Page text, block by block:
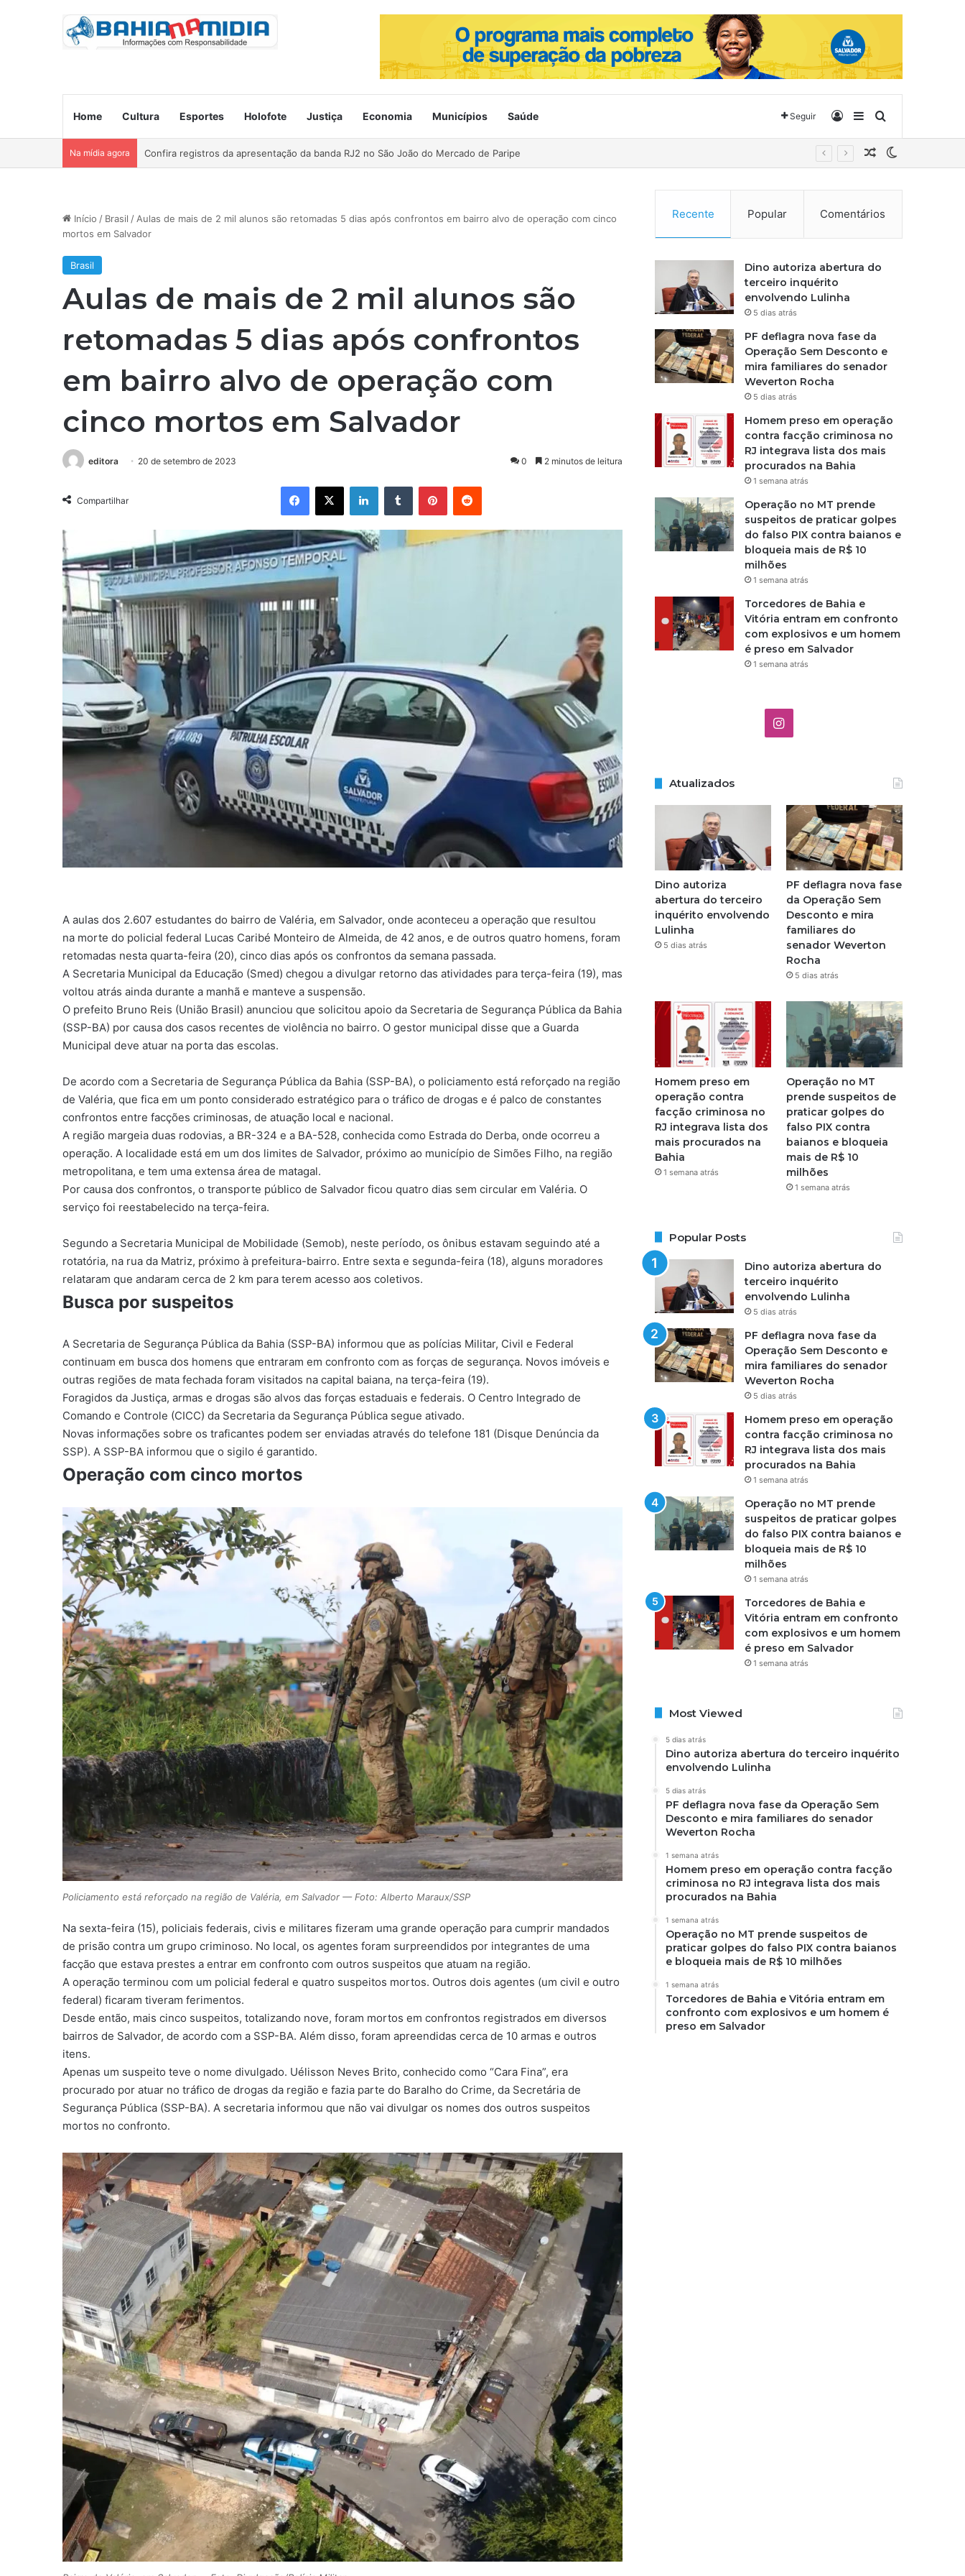
Home Cultura Esportes Holofote Justiça Economia Municípios Saúde Seguir EntrarBarra Lateral
Procurar por
Na mídia agora Ocorre neste domingo o São João da Bahia no Mercado de Paripe Artigo aleatório
Início / Brasil / Aulas de mais de 2 mil alunos são retomadas 5 dias após confrontos em bairro alvo de operação com cinco
mortos em Salvador
Brasil
Aulas de mais de 2 mil alunos são
retomadas 5 dias após confrontos
em bairro alvo de operação com
cinco mortos em Salvador
editora 20 de setembro de 2023 0 2 minutos de leitura
Compartilhar
Facebook X Linkedin Tumblr Pinterest Reddit
A aulas dos 2.607 estudantes do bairro de Valéria, em Salvador, onde aconteceu a operação que resultou
na morte do policial federal Lucas Caribé Monteiro de Almeida, de 42 anos, e de outros quatro homens, foram
retomadas nesta quarta-feira (20), cinco dias após os confrontos da semana passada.
A Secretaria Municipal da Educação (Smed) chegou a divulgar retorno das atividades para terça-feira (19), mas
voltou atrás ainda durante a manhã e manteve a suspensão.
O prefeito Bruno Reis (União Brasil) anunciou que solicitou apoio da Secretaria de Segurança Pública da Bahia
(SSP-BA) por causa dos casos recentes de violência no bairro. O gestor municipal disse que a Guarda
Municipal deve atuar na porta das escolas.
De acordo com a Secretaria de Segurança Pública da Bahia (SSP-BA), o policiamento está reforçado na região
de Valéria, que fica em um ponto considerado estratégico para o tráfico de drogas e é palco de constantes
confrontos entre facções criminosas, de atuação local e nacional.
A região margeia duas rodovias, a BR-324 e a BA-528, conhecida como Estrada do Derba, onde ocorreu a
operação. A localidade está em um dos limites de Salvador, próximo ao município de Simões Filho, na região
metropolitana, e tem uma extensa área de matagal.
Por causa dos confrontos, o transporte público de Salvador ficou quatro dias sem circular em Valéria. O
serviço foi reestabelecido na terça-feira.
Segundo a Secretaria Municipal de Mobilidade (Semob), neste período, os ônibus estavam seguindo até a
rotatória, na rua da Matriz, próximo à prefeitura-bairro. Entre sexta e segunda-feira (18), alguns moradores
relataram que andaram cerca de 2 km para terem acesso aos coletivos.
Busca por suspeitos
A Secretaria de Segurança Pública da Bahia (SSP-BA) informou que as polícias Militar, Civil e Federal
continuam em busca dos homens que entraram em confronto com as forças de segurança. Novos imóveis e
outras regiões de mata fechada foram visitados na capital baiana, na terça-feira (19).
Foragidos da Justiça, armas e drogas são alvos das forças estaduais e federais. O Centro Integrado de
Comando e Controle (CICC) da Secretaria da Segurança Pública segue ativado.
Novas informações sobre os traficantes podem ser enviadas através do telefone 181 (Disque Denúncia da
SSP). A SSP-BA informou que o sigilo é garantido.
Operação com cinco mortos
Policiamento está reforçado na região de Valéria, em Salvador — Foto: Alberto Maraux/SSP
Na sexta-feira (15), policiais federais, civis e militares fizeram uma grande operação para cumprir mandados
de prisão contra um grupo criminoso. No local, os agentes foram surpreendidos por integrantes de uma
facção que estava prestes a entrar em confronto com outros suspeitos que atuam na região.
A operação terminou com um policial federal e quatro suspeitos mortos. Outros dois agentes (um civil e outro
federal) ficaram tiveram ferimentos.
Desde então, mais cinco suspeitos, totalizando nove, foram mortos em confrontos registrados em diversos
bairros de Salvador, de acordo com a SSP-BA. Além disso, foram apreendidas cerca de 10 armas e outros
itens.
Apenas um suspeito teve o nome divulgado. Uélisson Neves Brito, conhecido como “Cara Fina”, era
procurado por atuar no tráfico de drogas da região e fazia parte do Baralho do Crime, da Secretária de
Segurança Pública (SSP-BA). A secretaria informou que não vai divulgar os nomes dos outros suspeitos
mortos no confronto.
Recente Popular Comentários
Dino autoriza abertura do
terceiro inquérito
envolvendo Lulinha
5 dias atrás
PF deflagra nova fase da
Operação Sem Desconto e
mira familiares do senador
Weverton Rocha
5 dias atrás
Homem preso em operação
contra facção criminosa no
RJ integrava lista dos mais
procurados na Bahia
1 semana atrás
Operação no MT prende
suspeitos de praticar golpes
do falso PIX contra baianos e
bloqueia mais de R$ 10
milhões
1 semana atrás
Torcedores de Bahia e
Vitória entram em confronto
com explosivos e um homem
é preso em Salvador
1 semana atrás
I
t
a
g
r
a
m
Atualizados
Dino autoriza
abertura do terceiro
inquérito envolvendo
Lulinha
5 dias atrás
PF deflagra nova fase
da Operação Sem
Desconto e mira
familiares do
senador Weverton
Rocha
5 dias atrás
Homem preso em
operação contra
facção criminosa no
RJ integrava lista dos
mais procurados na
Bahia
1 semana atrás
Operação no MT
prende suspeitos de
praticar golpes do
falso PIX contra
baianos e bloqueia
mais de R$ 10
milhões
1 semana atrás
Popular Posts
Dino autoriza abertura do
terceiro inquérito
envolvendo Lulinha
5 dias atrás
PF deflagra nova fase da
Operação Sem Desconto e
mira familiares do senador
Weverton Rocha
5 dias atrás
Homem preso em operação
contra facção criminosa no
RJ integrava lista dos mais
procurados na Bahia
1 semana atrás
Operação no MT prende
suspeitos de praticar golpes
do falso PIX contra baianos e
bloqueia mais de R$ 10
milhões
1 semana atrás
Torcedores de Bahia e
Vitória entram em confronto
com explosivos e um homem
é preso em Salvador
1 semana atrás
Most Viewed
5 dias atrás
Dino autoriza abertura do terceiro inquérito
envolvendo Lulinha
5 dias atrás
PF deflagra nova fase da Operação Sem
Desconto e mira familiares do senador
Weverton Rocha
1 semana atrás
Homem preso em operação contra facção
criminosa no RJ integrava lista dos mais
procurados na Bahia
1 semana atrás
Operação no MT prende suspeitos de
praticar golpes do falso PIX contra baianos
e bloqueia mais de R$ 10 milhões
1 semana atrás
Torcedores de Bahia e Vitória entram em
confronto com explosivos e um homem é
preso em Salvador